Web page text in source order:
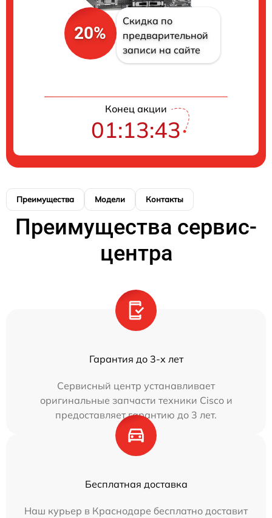
20%
Скидка по
предварительной
записи на сайте
Конец акции
01:13:43
Преимущества Модели Контакты
Преимущества сервис-
центра
Гарантия до 3-х лет
Сервисный центр устанавливает
оригинальные запчасти техники Cisco и
предоставляет гарантию до 3 лет.
Бесплатная доставка
Наш курьер в Краснодаре бесплатно доставит